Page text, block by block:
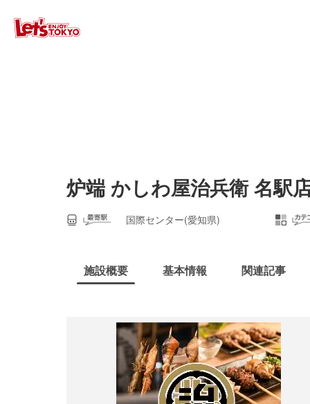
炉端 かしわ屋治兵衛 名駅
国際センター(愛知県)
施設概要 基本情報 関連記事